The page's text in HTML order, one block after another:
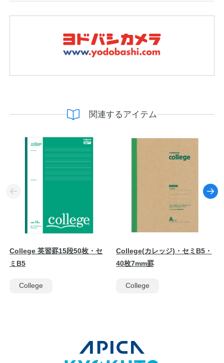
関連するアイテム
College 英習罫15段50枚・セ
ミB5
College
College(カレッジ)・セミB5・
40枚7mm罫
College